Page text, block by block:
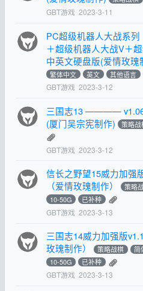
GBT游戏 2023-3-11
PC超级机器人大战系
＋超级机器人大战V
中英文硬盘版(爱情玫瑰
繁体中文
英文 其他语言
GBT游戏 2023-3-12
三国志13 ———— v1.06
(厦门吴宗宪制作)
策略战
GBT游戏 2023-3-12
信长之野望15威力加
（爱情玫瑰制作）
策略
10-50G
已补种
GBT游戏 2023-3-13
三国志14威力加强版
玫瑰制作）
策略战棋 简
10-50G
已补种
GBT游戏 2023-3-13